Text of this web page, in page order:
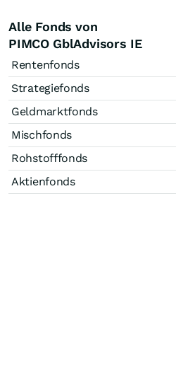
Alle Fonds von
PIMCO GblAdvisors IE
Rentenfonds
Strategiefonds
Geldmarktfonds
Mischfonds
Rohstofffonds
Aktienfonds